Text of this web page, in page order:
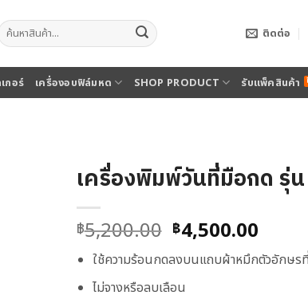
นหา: ติดต่อ
กอร์ เครื่องอบฟิล์มหด SHOP PRODUCT รับแพ็คสินค้า
เครื่องพิมพ์วันที่มือกด รุ่น
฿5,200.00 Original
price
was:
฿5,200.00.
฿4,500.00
price
is:
ใช้ความร้อนกดลงบนแถบผ้าหมึกตัวอักษร
ไม่จางหรือลบเลือน